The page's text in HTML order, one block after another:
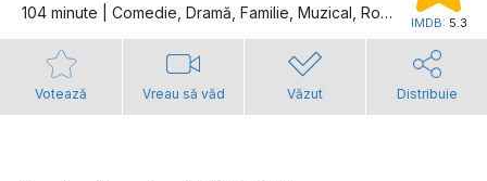
104 minute | Comedie, Dramă, Familie, Muzical, Romantic, Dragoste
IMDB: 5.3
Votează Vreau să văd Văzut Distribuie